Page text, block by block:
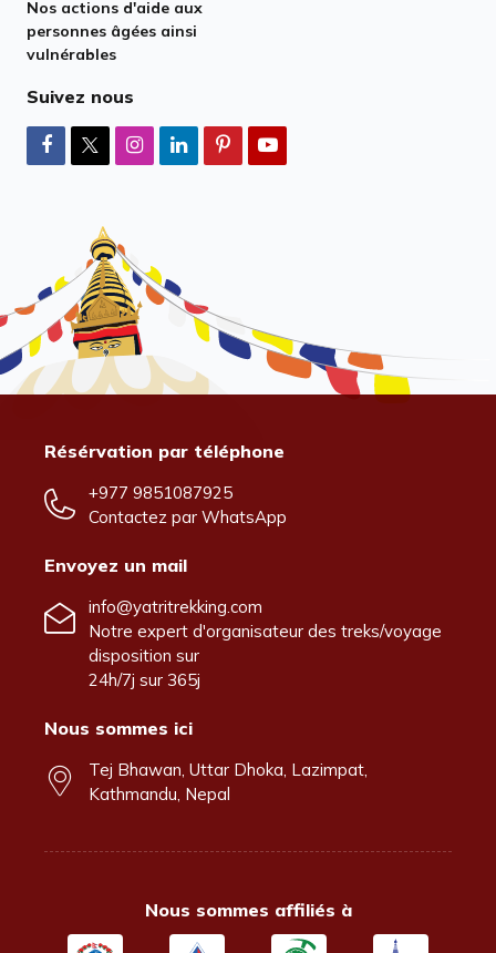
Nos actions d'aide aux
personnes âgées ainsi
vulnérables
Suivez nous
Résérvation par téléphone
+977 9851087925
Contactez par WhatsApp
Envoyez un mail
info@yatritrekking.com
Notre expert d'organisateur des treks/voyage
disposition sur
24h/7j sur 365j
Nous sommes ici
Tej Bhawan, Uttar Dhoka, Lazimpat,
Kathmandu, Nepal
Nous sommes affiliés à